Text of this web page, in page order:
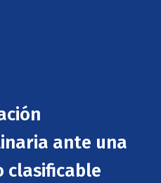
ante una
clasificable